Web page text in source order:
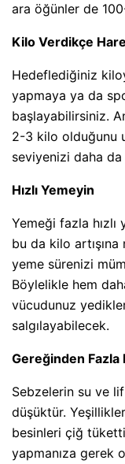
ara öğünler de
Kilo Verdikçe
Hedeflediğiniz
yapmaya ya da
başlayabilirsiniz.
2-3 kilo olduğunu
seviyenizi daha
Hızlı Yemeyin
Yemeği fazla
bu da kilo
yeme sürenizi
Böylelikle hem
vücudunuz
salgılayabilecek.
Gereğinden
Sebzelerin su ve
düşüktür.
besinleri çiğ
yapmanıza gerek